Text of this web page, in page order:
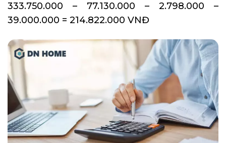
333.750.000 – 77.130.000 – 2.798.000 –
39.000.000 = 214.822.000 VNĐ